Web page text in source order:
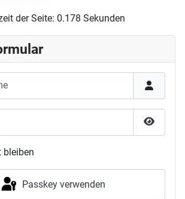
der Seite: 0.178 Sekunden
bleiben
Passkey verwenden